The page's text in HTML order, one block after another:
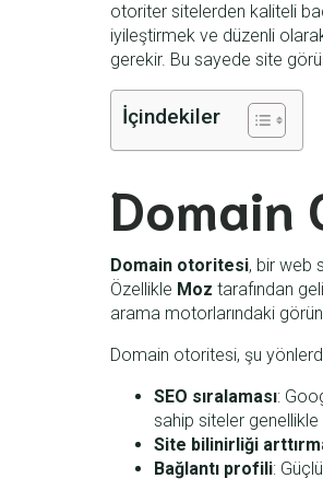
otoriter sitelerden kaliteli
iyileştirmek ve düzenli
gerekir. Bu sayede site
İçindekiler
Domain
Domain otoritesi, bir web
Özellikle Moz tarafından
arama motorlarındaki
Domain otoritesi, şu
SEO sıralaması:
sahip siteler genellikle
Site bilinirliği
Bağlantı profili: